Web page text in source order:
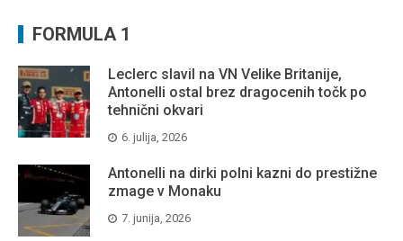
FORMULA 1
Leclerc slavil na VN Velike Britanije,
Antonelli ostal brez dragocenih točk po
tehnični okvari
6. julija, 2026
Antonelli na dirki polni kazni do prestižne
zmage v Monaku
7. junija, 2026